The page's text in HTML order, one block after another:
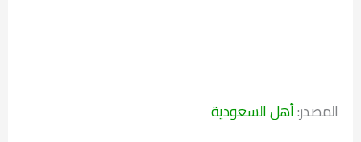
المصدر:أهل السعودية